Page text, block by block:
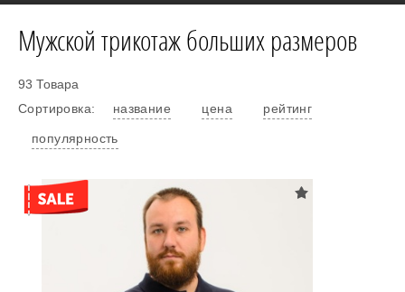
Мужской трикотаж больших размеров
Сортировка: название цена рейтинг
популярность
93 Товара